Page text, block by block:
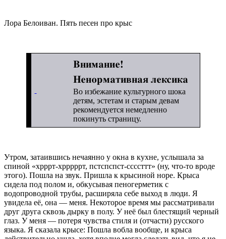
Лора Белоиван. Пять песен про крыс
Внимание!
Ненормативная лексика
Во избежание культурного шока
детям, эстетам и старым девам
рекомендуется немедленно
покинуть страницу.
Утром, затаившись нечаянно у окна в кухне, услышала за
спиной «хрррт-хрррррт, пстспспст-ссссттт» (ну, что-то вроде
этого). Пошла на звук. Пришла к крысиной норе. Крыса
сидела под полом и, обкусывая пеногерметик с
водопроводной трубы, расширяла себе выход в люди. Я
увидела её, она — меня. Некоторое время мы рассматривали
друг друга сквозь дырку в полу. У неё был блестящий черный
глаз. У меня — потеря чувства стиля и (отчасти) русского
языка. Я сказала крысе: Пошла вобла вообще, и крыса